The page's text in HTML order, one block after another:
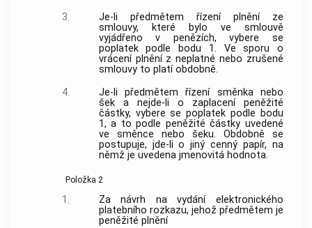
3.
Je-li předmětem řízení plnění ze
smlouvy, které bylo ve smlouvě
vyjádřeno v penězích, vybere se
poplatek podle bodu 1. Ve sporu o
vrácení plnění z neplatné nebo zrušené
smlouvy to platí obdobně.
4.
Je-li předmětem řízení směnka nebo
šek a nejde-li o zaplacení peněžité
částky, vybere se poplatek podle bodu
1, a to podle peněžité částky uvedené
ve směnce nebo šeku. Obdobně se
postupuje, jde-li o jiný cenný papír, na
němž je uvedena jmenovitá hodnota.
Položka 2
1.
Za návrh na vydání elektronického
platebního rozkazu, jehož předmětem je
peněžité plnění